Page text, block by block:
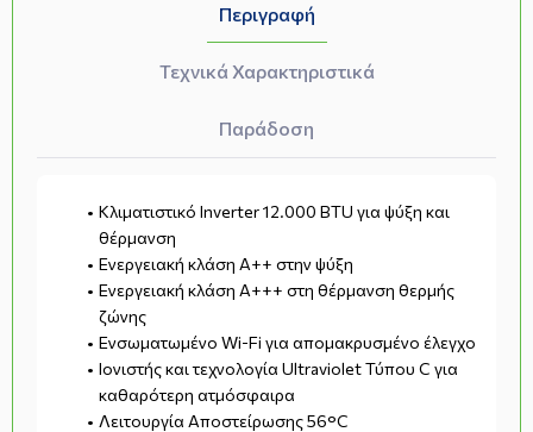
Περιγραφή
Τεχνικά Χαρακτηριστικά
Παράδοση
Κλιματιστικό Inverter 12.000 BTU για ψύξη και
θέρμανση
Ενεργειακή κλάση A++ στην ψύξη
Ενεργειακή κλάση A+++ στη θέρμανση θερμής
ζώνης
Ενσωματωμένο Wi-Fi για απομακρυσμένο έλεγχο
Ιονιστής και τεχνολογία Ultraviolet Τύπου C για
καθαρότερη ατμόσφαιρα
Λειτουργία Αποστείρωσης 56°C